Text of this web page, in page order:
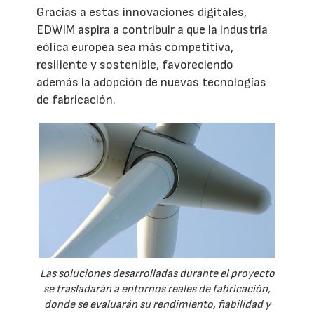
Gracias a estas innovaciones digitales,
EDWIM aspira a contribuir a que la industria
eólica europea sea más competitiva,
resiliente y sostenible, favoreciendo
además la adopción de nuevas tecnologías
de fabricación.
Las soluciones desarrolladas durante el proyecto
se trasladarán a entornos reales de fabricación,
donde se evaluarán su rendimiento, fiabilidad y